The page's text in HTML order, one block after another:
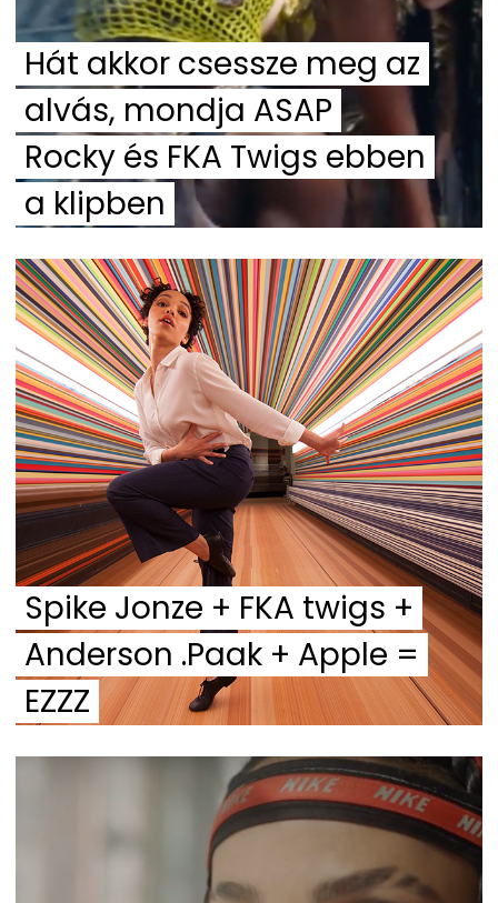
Hát akkor csessze meg az
alvás, mondja ASAP
Rocky és FKA Twigs ebben
a klipben
Spike Jonze + FKA twigs +
Anderson .Paak + Apple =
EZZZ